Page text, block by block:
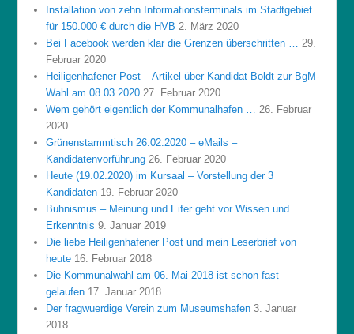
Installation von zehn Informationsterminals im Stadtgebiet
für 150.000 € durch die HVB 2. März 2020
Bei Facebook werden klar die Grenzen überschritten …
29.
Februar 2020
Heiligenhafener Post – Artikel über Kandidat Boldt zur BgM-
Wahl am 08.03.2020 27. Februar 2020
Wem gehört eigentlich der Kommunalhafen …
26. Februar
2020
Grünenstammtisch 26.02.2020 – eMails –
Kandidatenvorführung 26. Februar 2020
Heute (19.02.2020) im Kursaal – Vorstellung der 3
Kandidaten 19. Februar 2020
Buhnismus – Meinung und Eifer geht vor Wissen und
Erkenntnis 9. Januar 2019
Die liebe Heiligenhafener Post und mein Leserbrief von
heute 16. Februar 2018
Die Kommunalwahl am 06. Mai 2018 ist schon fast
gelaufen 17. Januar 2018
Der fragwuerdige Verein zum Museumshafen 3. Januar
2018